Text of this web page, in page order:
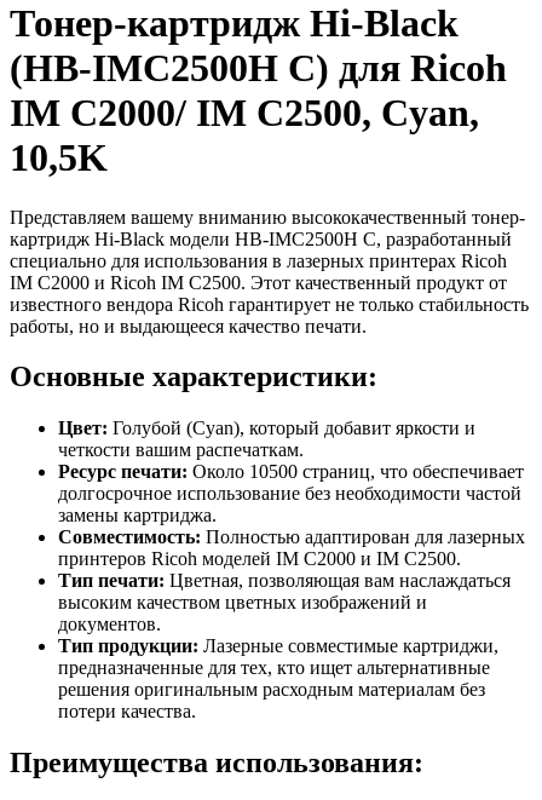
Тонер-картридж Hi-Black
(HB-IMC2500H C) для Ricoh
IM C2000/ IM C2500, Cyan,
10,5K
Представляем вашему вниманию высококачественный тонер-
картридж Hi-Black модели HB-IMC2500H C, разработанный
специально для использования в лазерных принтерах Ricoh
IM C2000 и Ricoh IM C2500. Этот качественный продукт от
известного вендора Ricoh гарантирует не только стабильность
работы, но и выдающееся качество печати.
Основные характеристики:
Цвет: Голубой (Cyan), который добавит яркости и
четкости вашим распечаткам.
Ресурс печати: Около 10500 страниц, что обеспечивает
долгосрочное использование без необходимости частой
замены картриджа.
Совместимость: Полностью адаптирован для лазерных
принтеров Ricoh моделей IM C2000 и IM C2500.
Тип печати: Цветная, позволяющая вам наслаждаться
высоким качеством цветных изображений и
документов.
Тип продукции: Лазерные совместимые картриджи,
предназначенные для тех, кто ищет альтернативные
решения оригинальным расходным материалам без
потери качества.
Преимущества использования: